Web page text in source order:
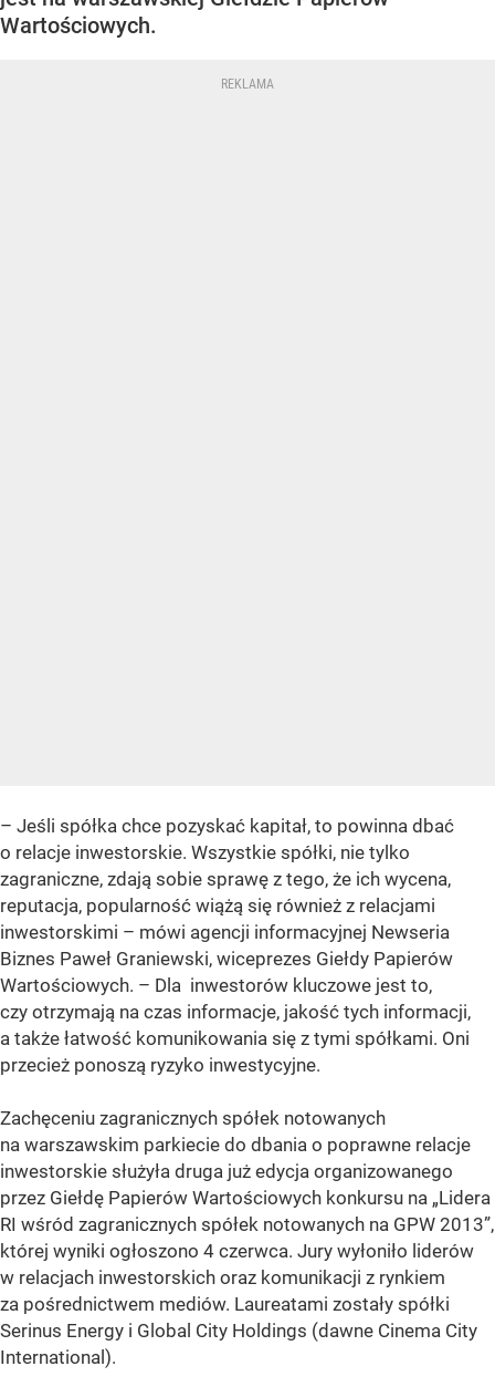
Wartościowych.
– Jeśli spółka chce pozyskać kapitał, to powinna dbać
o relacje inwestorskie. Wszystkie spółki, nie tylko
zagraniczne, zdają sobie sprawę z tego, że ich wycena,
reputacja, popularność wiążą się również z relacjami
inwestorskimi – mówi agencji informacyjnej Newseria
Biznes Paweł Graniewski, wiceprezes Giełdy Papierów
Wartościowych. – Dla inwestorów kluczowe jest to,
czy otrzymają na czas informacje, jakość tych informacji,
a także łatwość komunikowania się z tymi spółkami. Oni
przecież ponoszą ryzyko inwestycyjne.
Zachęceniu zagranicznych spółek notowanych
na warszawskim parkiecie do dbania o poprawne relacje
inwestorskie służyła druga już edycja organizowanego
przez Giełdę Papierów Wartościowych konkursu na „Lidera
RI wśród zagranicznych spółek notowanych na GPW 2013”,
której wyniki ogłoszono 4 czerwca. Jury wyłoniło liderów
w relacjach inwestorskich oraz komunikacji z rynkiem
za pośrednictwem mediów. Laureatami zostały spółki
Serinus Energy i Global City Holdings (dawne Cinema City
International).